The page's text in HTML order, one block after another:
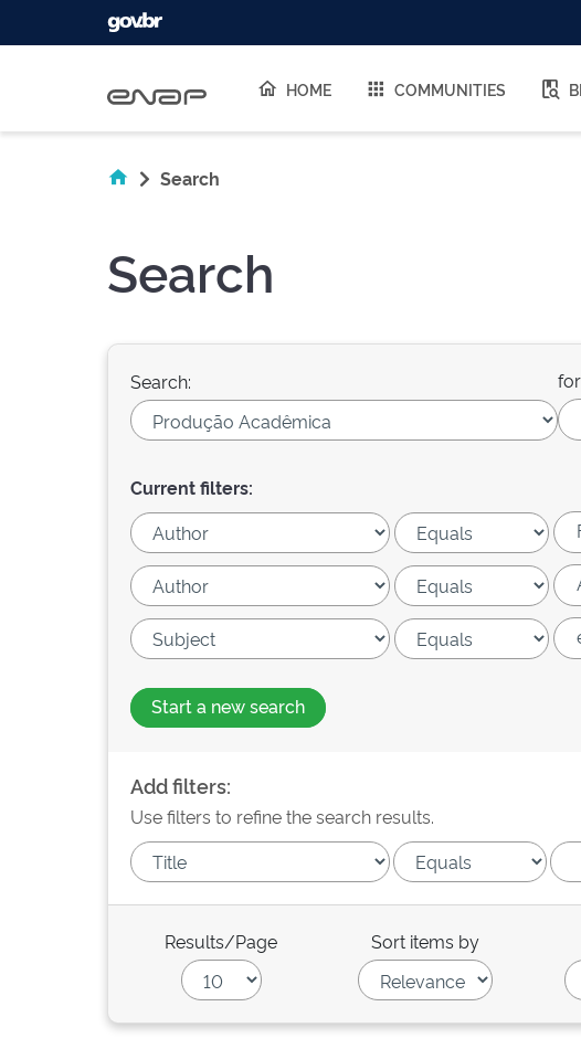
HOME COMMUNITIES
Search
Search
Search: for
Current filters:
Start a new search
Add filters:
Use filters to refine the search results.
Results/Page Sort items by